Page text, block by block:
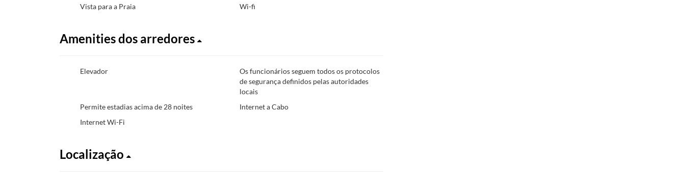
Vista para a Praia
Wi-fi
Amenities dos arredores
Elevador
Os funcionários seguem todos os protocolos
de segurança definidos pelas autoridades
locais
Permite estadias acima de 28 noites
Internet a Cabo
Internet Wi-Fi
Localização